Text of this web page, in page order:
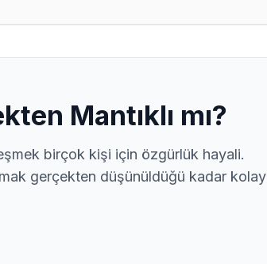
Mantıklı mı?
birçok kişi için özgürlük hayali.
gerçekten düşünüldüğü kadar kolay